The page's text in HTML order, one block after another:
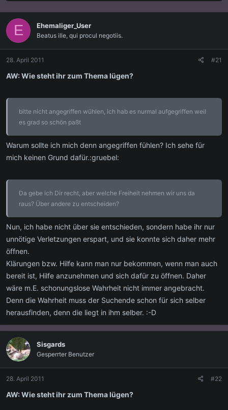
s
t
e
l
e
r
s
t
l
t
E Ehemaliger_User
Beatus ille, qui procul negotiis.
28. April 2011 #21
AW: Wie steht ihr zum Thema lügen?
bitte nicht angegriffen wühlen, ich hab es nurmal aufgegriffen weil
es grad so schön paßt
Warum sollte ich mich denn angegriffen fühlen? Ich sehe für
mich keinen Grund dafür.:gruebel:
Da gebe ich Dir recht, aber welche Freiheit nehmen wir uns da
raus? Über andere zu entscheiden?
Nun, ich habe nicht über sie entschieden, sondern habe ihr nur
unnötige Verletzungen erspart, und sie konnte sich daher mehr
öffnen.
Klärungen bzw. Hilfe kann man nur bekommen, wenn man auch
bereit ist, Hilfe anzunehmen und sich dafür zu öffnen. Daher
wäre m.E. schonungslose Wahrheit nicht immer angebracht.
Denn die Wahrheit muss der Suchende schon für sich selber
herausfinden, denn die liegt in ihm selber. :-D
Sisgards
Gesperrter Benutzer
28. April 2011 #22
AW: Wie steht ihr zum Thema lügen?